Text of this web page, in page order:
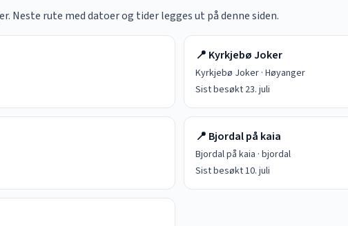
. Neste rute med datoer og tider legges ut på denne siden.
📍 Kyrkjebø Joker
Kyrkjebø Joker · Høyanger
Sist besøkt 23. juli
📍 Bjordal på kaia
Bjordal på kaia · bjordal
Sist besøkt10. juli